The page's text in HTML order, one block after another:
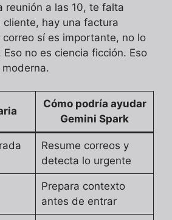
reunión a las 10, te falta
cliente, hay una factura
sí es importante, no lo
Eso no es ciencia ficción. Eso
Cómo podría ayudar
Gemini Spark
Resume correos y
detecta lo urgente
Prepara contexto
antes de entrar